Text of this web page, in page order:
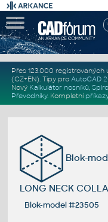
Přes 123.000 registrovaných
(CZ+EN). Tipy pro AutoCAD
Nový Kalkulátor nosníků,
Převodníky. Kompletní
Blok-
LONG NECK
Blok-model #23505